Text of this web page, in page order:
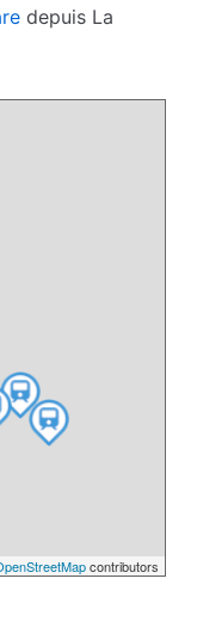
depuis La
contributors